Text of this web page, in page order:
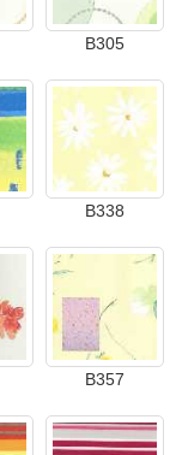
B305
B338
B357